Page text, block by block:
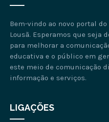
Bem-vindo ao novo portal
Lousã. Esperamos que seja
para melhorar a
educativa e o público em
este meio de comunicação
informação e serviços.
LIGAÇÕES